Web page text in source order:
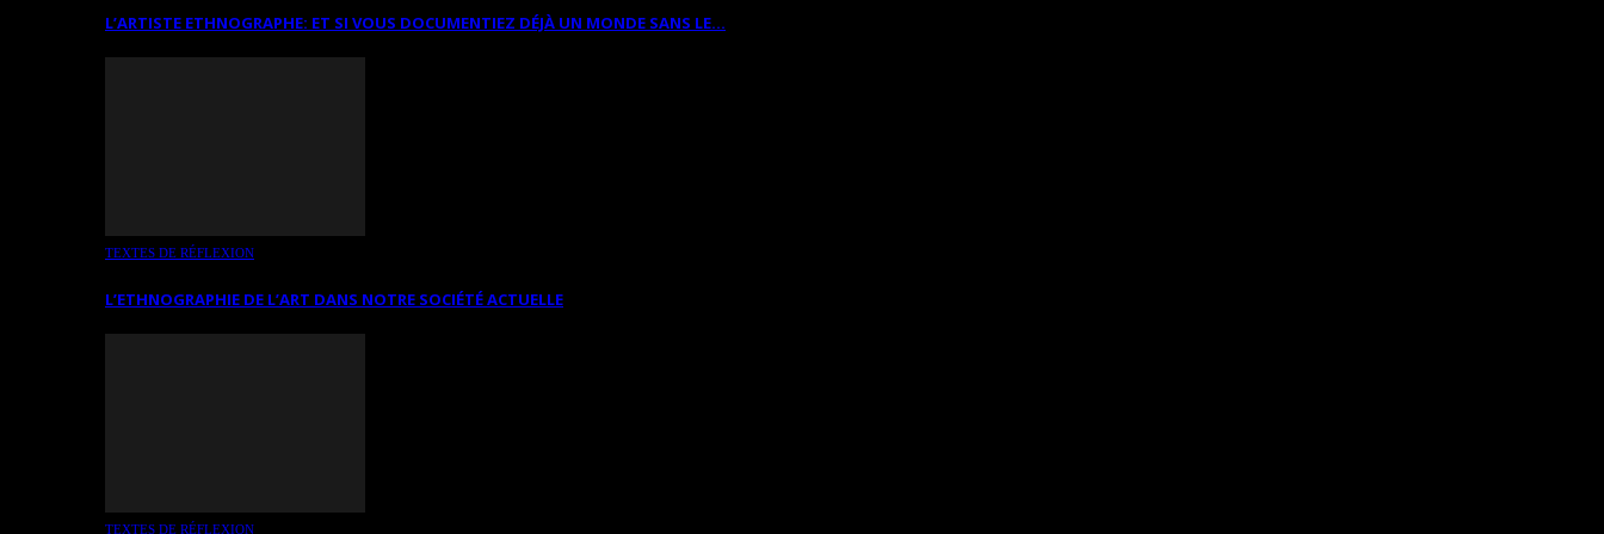
L’ARTISTE ETHNOGRAPHE: ET SI VOUS DOCUMENTIEZ DÉJÀ UN MONDE SANS LE…
TEXTES DE RÉFLEXION
L’ETHNOGRAPHIE DE L’ART DANS NOTRE SOCIÉTÉ ACTUELLE
TEXTES DE RÉFLEXION